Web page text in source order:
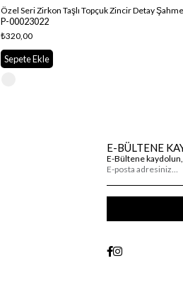
Özel Seri Zirkon Taşlı Topçuk Zincir Detay
P-00023022
₺320,00
Sepete Ekle
E-BÜLTENE
E-Bültene